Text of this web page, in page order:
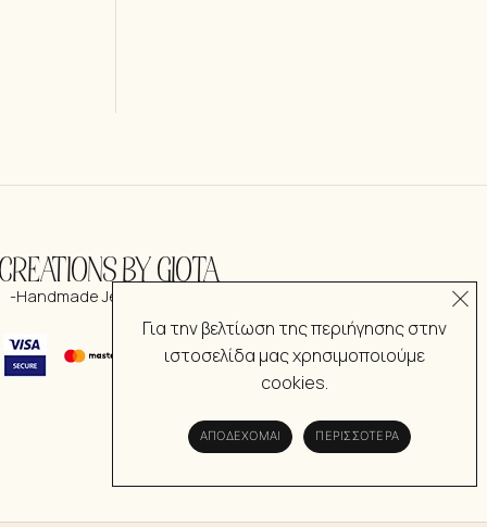
BY GIOTA
-Handmade Jewelry & more-
Για την βελτίωση της περιήγησης στην
ιστοσελίδα μας χρησιμοποιούμε
cookies.
ΑΠΟΔΈΧΟΜΑΙ ΠΕΡΙΣΣΌΤΕΡΑ